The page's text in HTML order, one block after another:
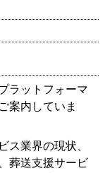
ラットフォーマ
案内していま
ス業界の現状、
葬送支援サービ